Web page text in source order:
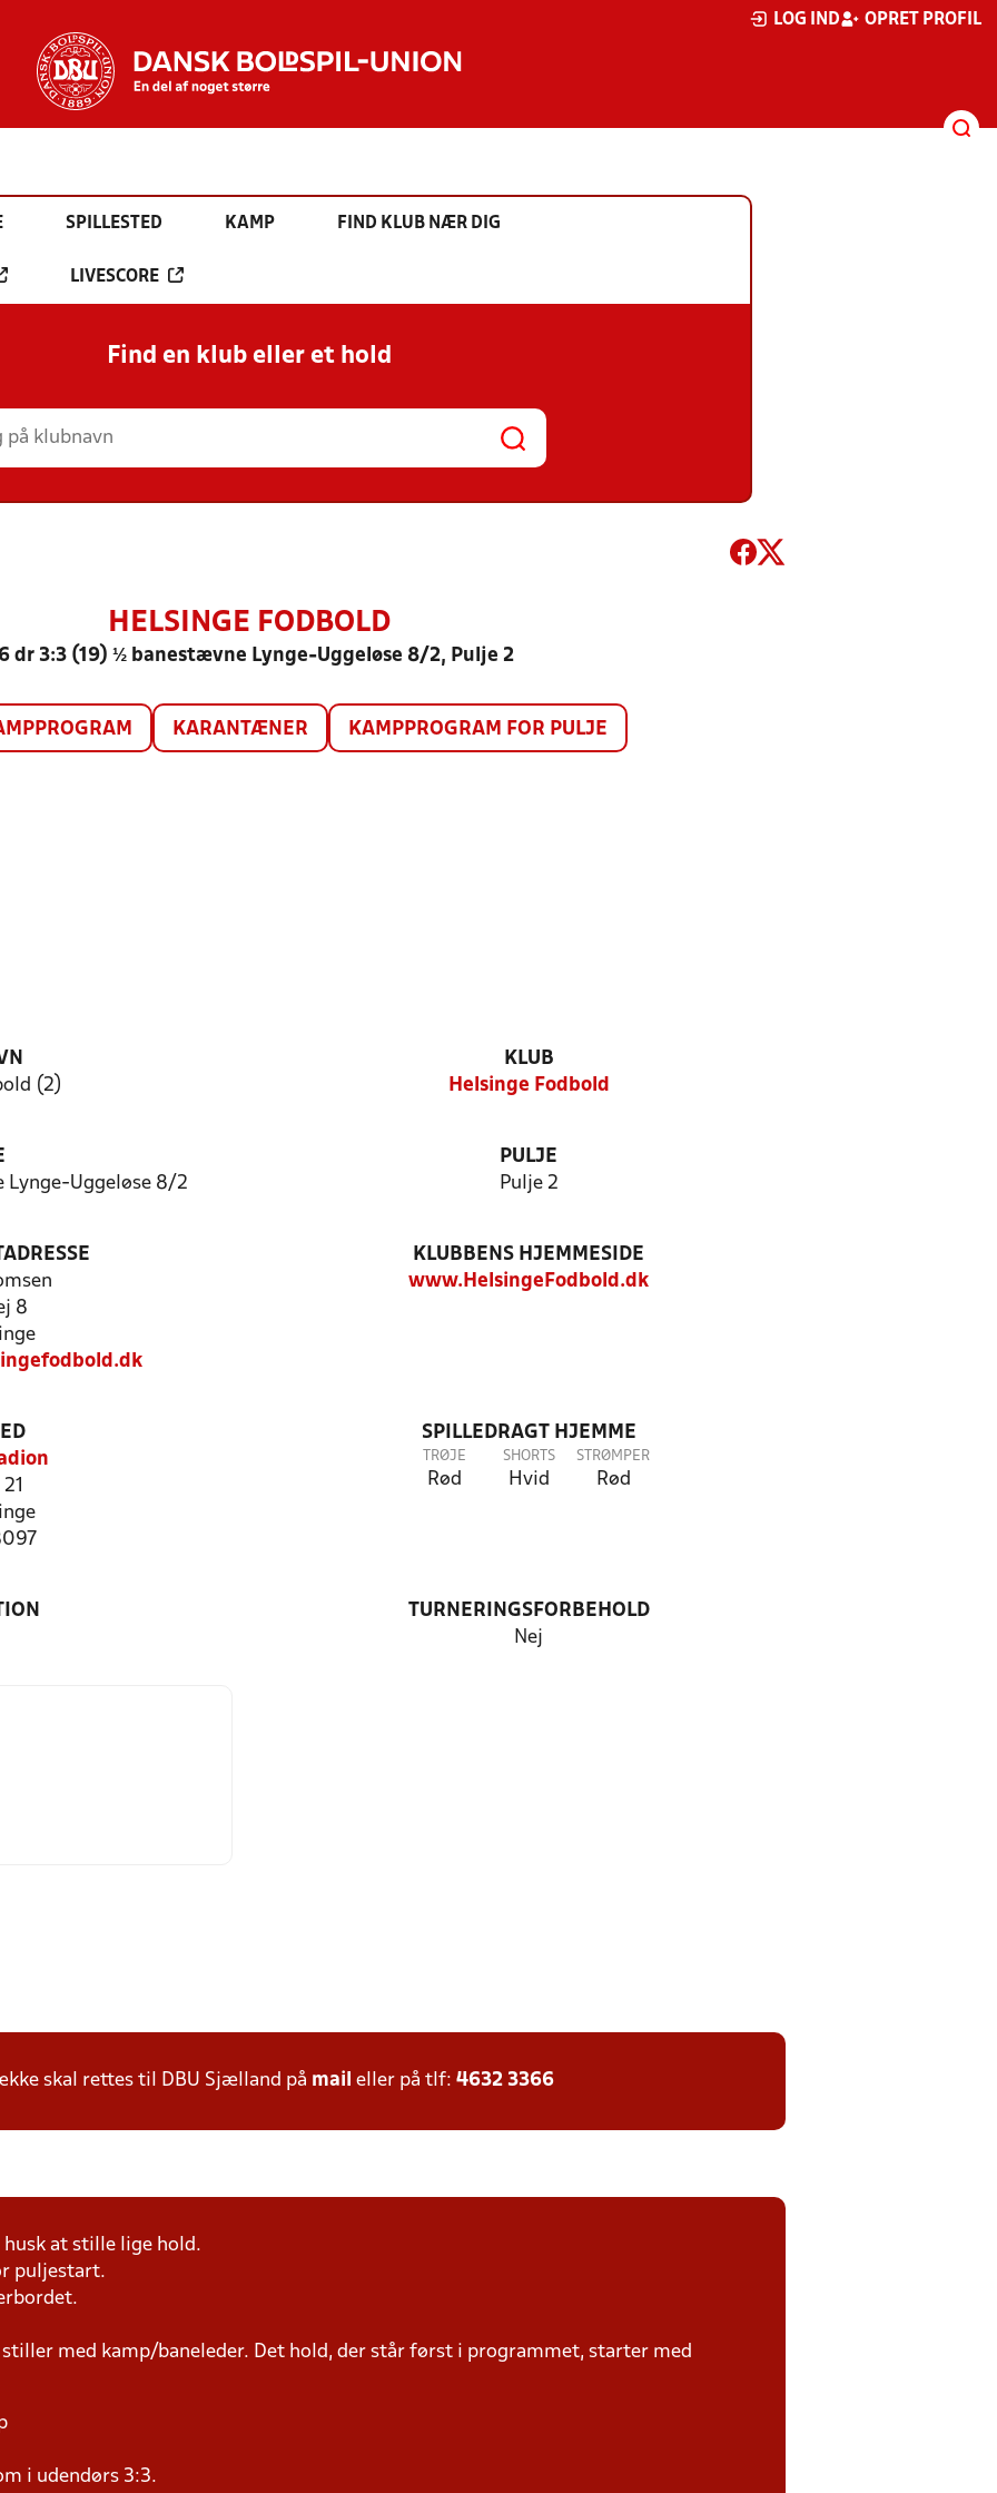
LOG IND OPRET PROFIL
SPILLESTED KAMP FIND KLUB NÆR DIG
LIVESCORE
Find en klub eller et hold
HELSINGE FODBOLD
dr 3:3 (19) ½ banestævne Lynge-Uggeløse 8/2, Pulje 2
KARANTÆNER KAMPPROGRAM FOR PULJE
(2)
KLUB
Helsinge Fodbold
Lynge-Uggeløse 8/2
PULJE
Pulje 2
8
KLUBBENS HJEMMESIDE
www.HelsingeFodbold.dk
SPILLEDRAGT HJEMME
TRØJE
Rød
SHORTS
Hvid
STRØMPER
Rød
TURNERINGSFORBEHOLD
Nej
skal rettes til DBU Sjælland på mail eller på tlf: 4632 3366
husk at stille lige hold.
puljestart.
med kamp/baneleder. Det hold, der står først i programmet, starter med
i udendørs 3:3.